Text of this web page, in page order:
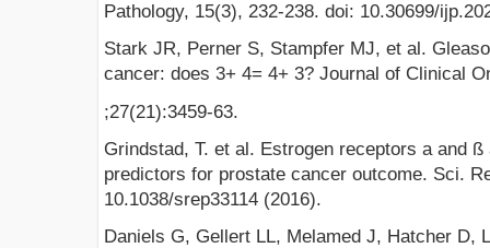
Pathology, 15(3), 232-238. doi: 10.30699/
Stark JR, Perner S, Stampfer MJ, et al.
cancer: does 3+ 4= 4+ 3? Journal of Clinical
;27(21):3459-63.
Grindstad, T. et al. Estrogen receptors a and
predictors for prostate cancer outcome. Sci.
10.1038/srep33114 (2016).
Daniels G, Gellert LL, Melamed J, Hatcher D,